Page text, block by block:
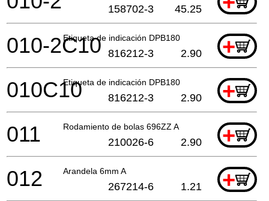
158702-3 45.25
Etiqueta de indicación DPB180 +
010-2C10 816212-3 2.90
Etiqueta de indicación DPB180 +
010C10 816212-3 2.90
Rodamiento de bolas 696ZZ A +
011 210026-6 2.90
Arandela 6mm A +
012 267214-6 1.21